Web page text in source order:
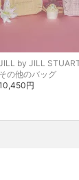
by JILL
その他のバッグ
円